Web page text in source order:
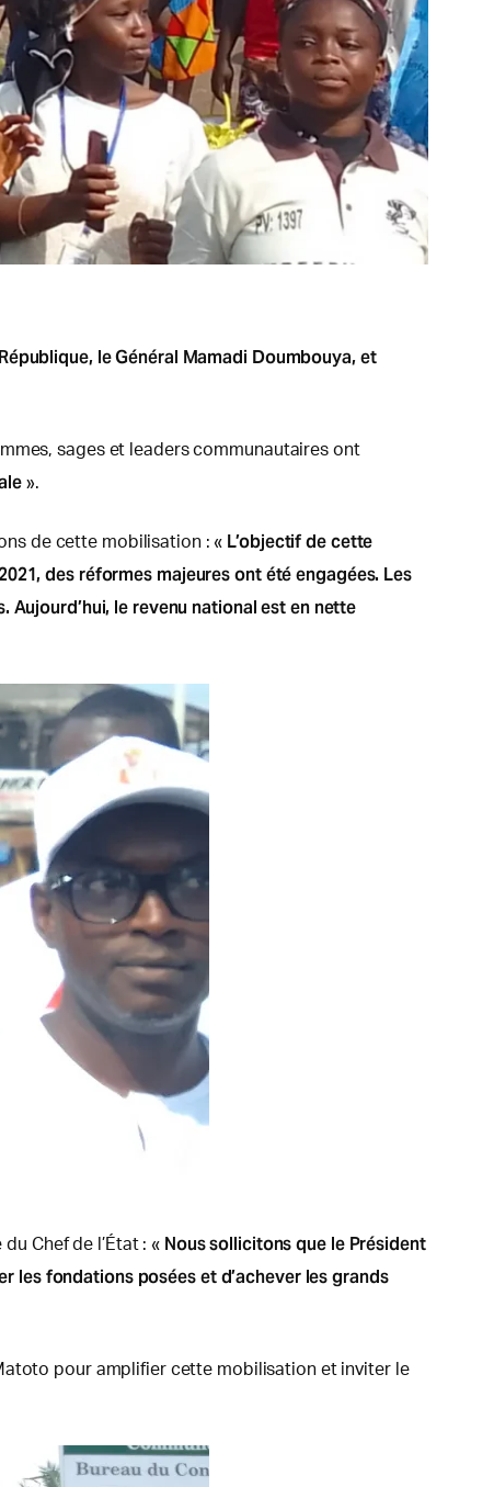
le Général Mamadi Doumbouya, et
sages et leaders communautaires ont
».
de cette mobilisation : « L’objectif de cette
des réformes majeures ont été engagées. Les
le revenu national est en nette
Chef de l’État : « Nous sollicitons que le Président
les fondations posées et d’achever les grands
pour amplifier cette mobilisation et inviter le